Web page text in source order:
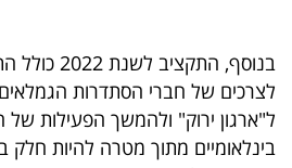
ניוזלטרים
מייל
בנוסף,
לצרכים של חברי הסתדרות
ל"ארגון ירוק" ולהמשך הפעילות
בינלאומיים מתוך מטרה להיות חלק